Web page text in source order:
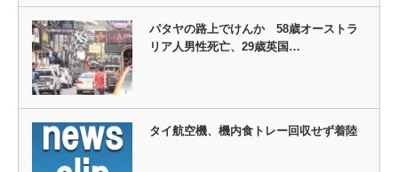
パタヤの路上でけんか 58歳オーストラ
リア人男性死亡、29歳英国…
タイ航空機、機内食トレー回収せず着陸